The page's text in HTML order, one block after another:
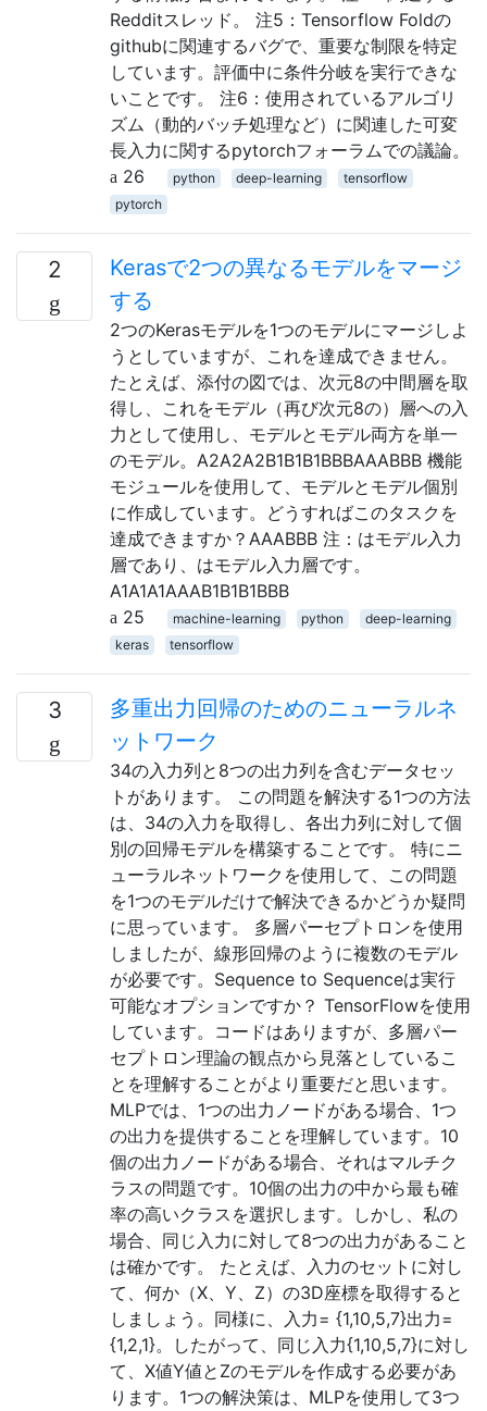
Redditスレッド。 注5：Tensorflow Foldの
githubに関連するバグで、重要な制限を特定
しています。評価中に条件分岐を実行できな
いことです。 注6：使用されているアルゴリ
ズム（動的バッチ処理など）に関連した可変
長入力に関するpytorchフォーラムでの議論。
26
python deep-learning
tensorflow
pytorch
2
Kerasで2つの異なるモデルをマージ
する
2つのKerasモデルを1つのモデルにマージしよ
うとしていますが、これを達成できません。
たとえば、添付の図では、次元8の中間層を取
得し、これをモデル（再び次元8の）層への入
力として使用し、モデルとモデル両方を単一
のモデル。A2A2A2B1B1B1BBBAAABBB 機能
モジュールを使用して、モデルとモデル個別
に作成しています。どうすればこのタスクを
達成できますか？AAABBB 注：はモデル入力
層であり、はモデル入力層です。
A1A1A1AAAB1B1B1BBB
25
machine-learning python
deep-learning
keras
tensorflow
3
多重出力回帰のためのニューラルネ
ットワーク
34の入力列と8つの出力列を含むデータセッ
トがあります。 この問題を解決する1つの方法
は、34の入力を取得し、各出力列に対して個
別の回帰モデルを構築することです。 特にニ
ューラルネットワークを使用して、この問題
を1つのモデルだけで解決できるかどうか疑問
に思っています。 多層パーセプトロンを使用
しましたが、線形回帰のように複数のモデル
が必要です。Sequence to Sequenceは実行
可能なオプションですか？ TensorFlowを使用
しています。コードはありますが、多層パー
セプトロン理論の観点から見落としているこ
とを理解することがより重要だと思います。
MLPでは、1つの出力ノードがある場合、1つ
の出力を提供することを理解しています。10
個の出力ノードがある場合、それはマルチク
ラスの問題です。10個の出力の中から最も確
率の高いクラスを選択します。しかし、私の
場合、同じ入力に対して8つの出力があること
は確かです。 たとえば、入力のセットに対し
て、何か（X、Y、Z）の3D座標を取得すると
しましょう。同様に、入力= {1,10,5,7}出力=
{1,2,1}。したがって、同じ入力{1,10,5,7}に対し
て、X値Y値とZのモデルを作成する必要があ
ります。1つの解決策は、MLPを使用して3つ